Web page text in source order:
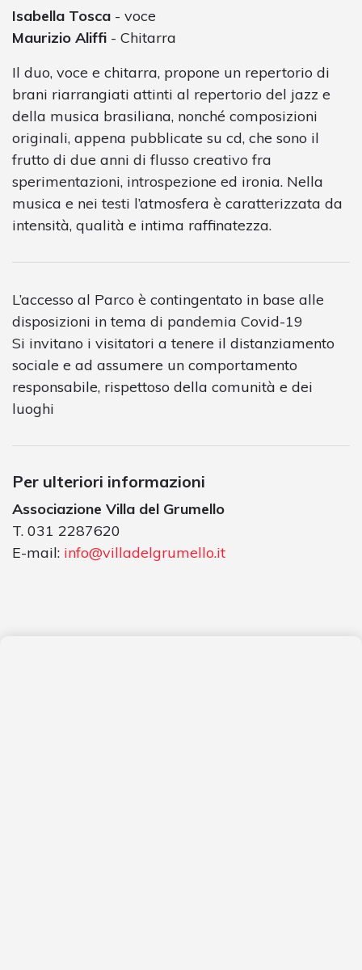
Isabella Tosca - voce
Maurizio Aliffi - Chitarra
Il duo, voce e chitarra, propone un repertorio di
brani riarrangiati attinti al repertorio del jazz e
della musica brasiliana, nonché composizioni
originali, appena pubblicate su cd, che sono il
frutto di due anni di flusso creativo fra
sperimentazioni, introspezione ed ironia. Nella
musica e nei testi l’atmosfera è caratterizzata da
intensità, qualità e intima raffinatezza.
L’accesso al Parco è contingentato in base alle
disposizioni in tema di pandemia Covid-19
Si invitano i visitatori a tenere il distanziamento
sociale e ad assumere un comportamento
responsabile, rispettoso della comunità e dei
luoghi
Per ulteriori informazioni
Associazione Villa del Grumello
T. 031 2287620
E-mail: info@villadelgrumello.it